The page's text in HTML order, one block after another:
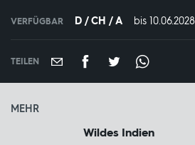
jahr:
VERFÜGBAR D / CH / A bis 10.06.2028
TEILEN
MEHR
Wildes Indien